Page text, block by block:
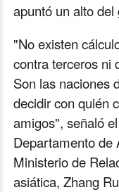
apuntó un alto del
"No existen
contra terceros ni
Son las naciones
decidir con quién
amigos", señaló
Departamento de
Ministerio de
asiática, Zhang